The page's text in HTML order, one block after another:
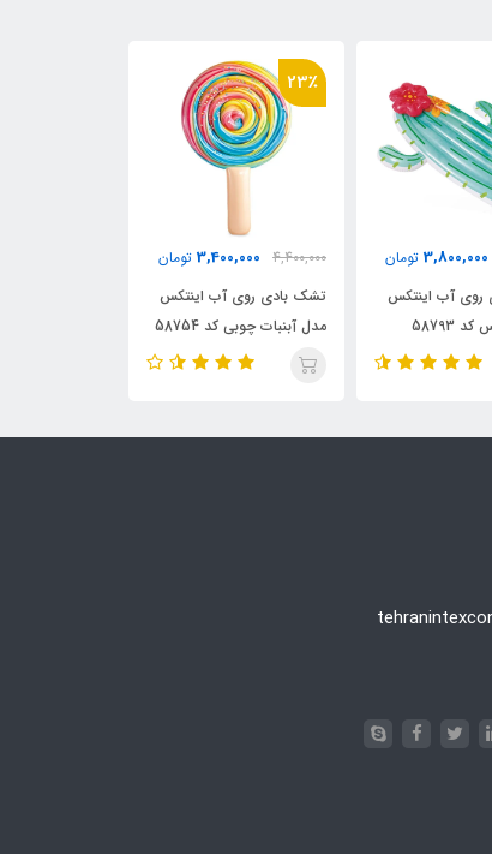
3,800,000 تومان
روی آب اینتکس
مدل کاکتوس کد 58793
23٪
4,400,000
3,400,000 تومان
تشک بادی روی آب اینتکس
مدل آبنبات چوبی کد 58754